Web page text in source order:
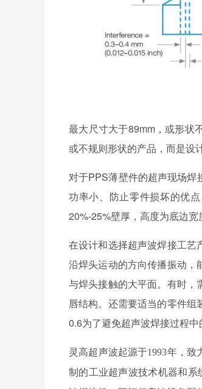
最大尺寸大于89mm，或形状
或不规则形状的产品，而是设
对于PPS薄壁件的超声现场
功率小、防止零件损坏的优
20%-25%壁厚，高度为底边宽
在设计和选择超声波焊接工艺
沿焊头运动的方向传播振动，
与焊头接触的大平面。有时，
唇结构。还需要适当的零件
0.6为了避免超声波焊接过程
灵高超声波起源于1993年，致
制的工业超声波技术机器和系